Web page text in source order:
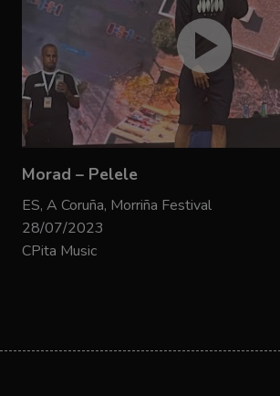
Morad – Pelele
ES, A Coruña, Morriña Festival
28/07/2023
CPita Music